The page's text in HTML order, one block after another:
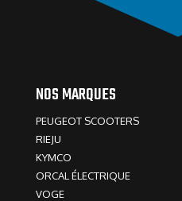
NOS MARQUES
PEUGEOT SCOOTERS
RIEJU
KYMCO
ORCAL ÉLECTRIQUE
VOGE